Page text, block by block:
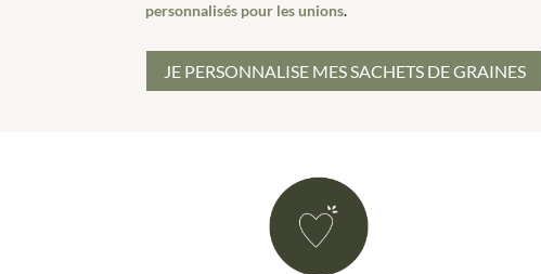
personnalisés pour les unions.
JE PERSONNALISE MES SACHETS DE GRAINES